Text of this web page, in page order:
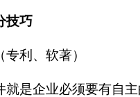
技巧
利、软著）
是企业必须要有自